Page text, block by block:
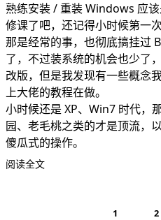
熟练安装 / 重装 Windows 应
修课了吧，还记得小时候第一
那是经常的事，也彻底搞挂过
了，不过装系统的机会也少了
改版，但是我发现有一些概念
上大佬的教程在做。
小时候还是 XP、Win7 时代，
园、老毛桃之类的才是顶流，
傻瓜式的操作。
阅读全文
1 2